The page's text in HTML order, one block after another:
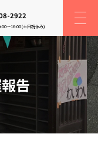
2922
〜16:00(土日祝休み)
告